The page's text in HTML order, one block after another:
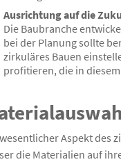
Ausrichtung auf die
Die Baubranche
bei der Planung sollte
zirkuläres Bauen
profitieren, die in
Aspekt des
die Materialien auf